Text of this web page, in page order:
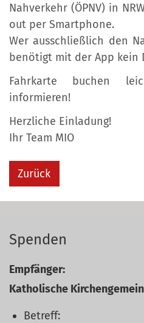
Nahverkehr (ÖPNV) in
out per Smartphone.
Wer ausschließlich den
benötigt mit der App kein
Fahrkarte buchen
informieren!
Herzliche Einladung!
Ihr Team MIO
Zurück
Spenden
Empfänger:
Katholische
Betreff: